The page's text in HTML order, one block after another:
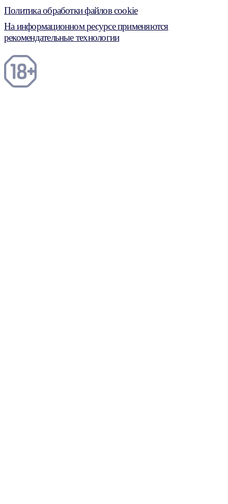
Политика обработки файлов cookie
На информационном ресурсе применяются
рекомендательные технологии